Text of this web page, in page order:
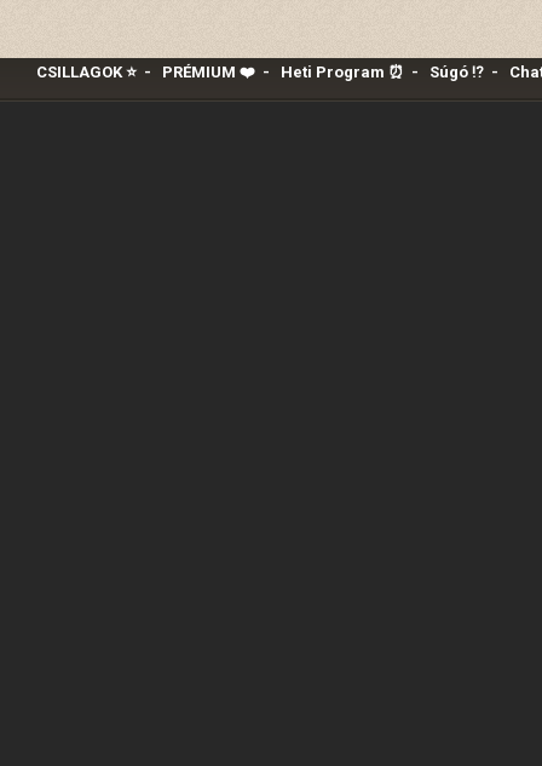
CSILLAGOK ⭐- PRÉMIUM ❤️‍- Heti Program ⏰ - Súgó ⁉️-